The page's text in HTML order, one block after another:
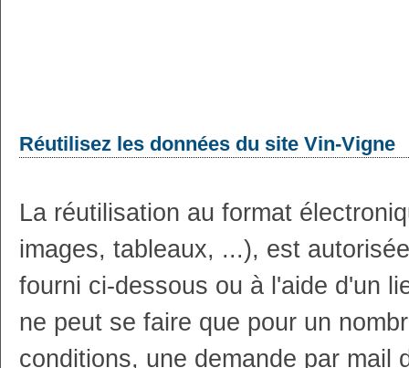
Réutilisez les données du site Vin-Vigne
La réutilisation au format
images, tableaux, ...), est
fourni ci-dessous ou à l'aide d'un
ne peut se faire que pour un
conditions, une demande par mail